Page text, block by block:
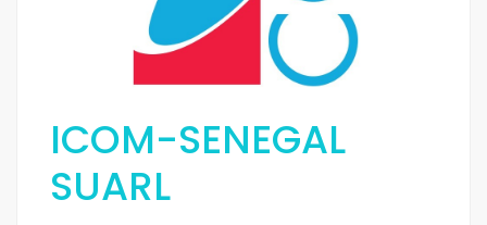
ICOM-SENEGAL
SUARL